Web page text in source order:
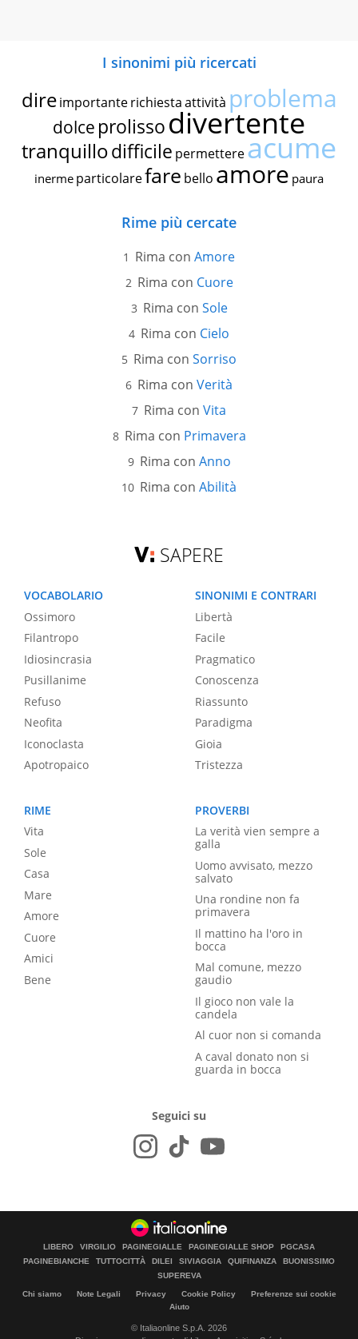
I sinonimi più ricercati
dire importante richiestaattività problema
dolce prolissodivertente
tranquillodifficile permettereacume
inerme particolarefare bello amore paura
Rime più cercate
Rima con Amore
Rima con Cuore
Rima con Sole
Rima con Cielo
Rima con Sorriso
Rima con Verità
Rima con Vita
Rima con Primavera
Rima con Anno
Rima con Abilità
SAPERE
VOCABOLARIO
Ossimoro
Filantropo
Idiosincrasia
Pusillanime
Refuso
Neofita
Iconoclasta
Apotropaico
SINONIMI E CONTRARI
Libertà
Facile
Pragmatico
Conoscenza
Riassunto
Paradigma
Gioia
Tristezza
RIME
Vita
Sole
Casa
Mare
Amore
Cuore
Amici
Bene
PROVERBI
La verità vien sempre a
galla
Uomo avvisato, mezzo
salvato
Una rondine non fa
primavera
Il mattino ha l'oro in
bocca
Mal comune, mezzo
gaudio
Il gioco non vale la
candela
Al cuor non si comanda
A caval donato non si
guarda in bocca
Seguici su
LIBERO VIRGILIO PAGINEGIALLE PAGINEGIALLE SHOP
PGCASA
PAGINEBIANCHE
TUTTOCITTÀ DILEI SIVIAGGIA QUIFINANZA
BUONISSIMO
SUPEREVA
Chi siamo Note Legali Privacy Cookie Policy
Preferenze sui cookie
Aiuto
© Italiaonline S.p.A. 2026